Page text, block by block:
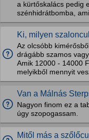
a kürtőskalács pedig
szénhidrátbomba,
Ki, milyen
Az olcsóbb
drágább szamos
Amik 12000 - 14000
melyikből mennyit
Van a Málnás
Nagyon finom ez a
úgy szopogassam.
Mitől más a